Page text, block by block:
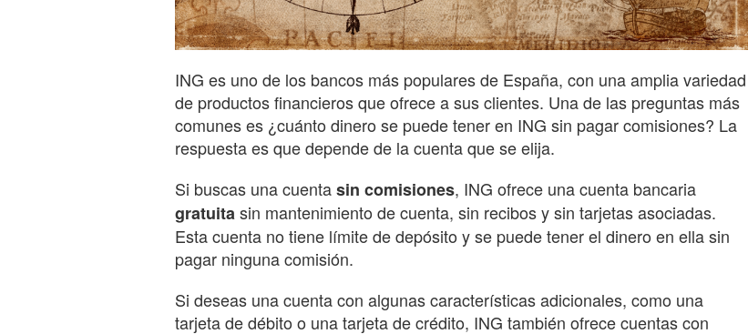
ING es uno de los bancos más populares de España, con una amplia variedad
de productos financieros que ofrece a sus clientes. Una de las preguntas más
comunes es ¿cuánto dinero se puede tener en ING sin pagar comisiones? La
respuesta es que depende de la cuenta que se elija.
Si buscas una cuentasin comisiones, ING ofrece una cuenta bancaria
gratuitasin mantenimiento de cuenta, sin recibos y sin tarjetas asociadas.
Esta cuenta no tiene límite de depósito y se puede tener el dinero en ella sin
pagar ninguna comisión.
Si deseas una cuenta con algunas características adicionales, como una
tarjeta de débito o una tarjeta de crédito, ING también ofrece cuentas con